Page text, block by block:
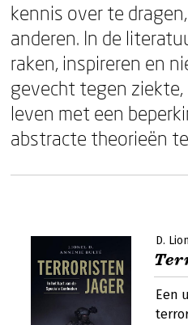
kennis over te
anderen. In de
raken, inspireren en
gevecht tegen
leven met een
abstracte theorieën
D.
Een